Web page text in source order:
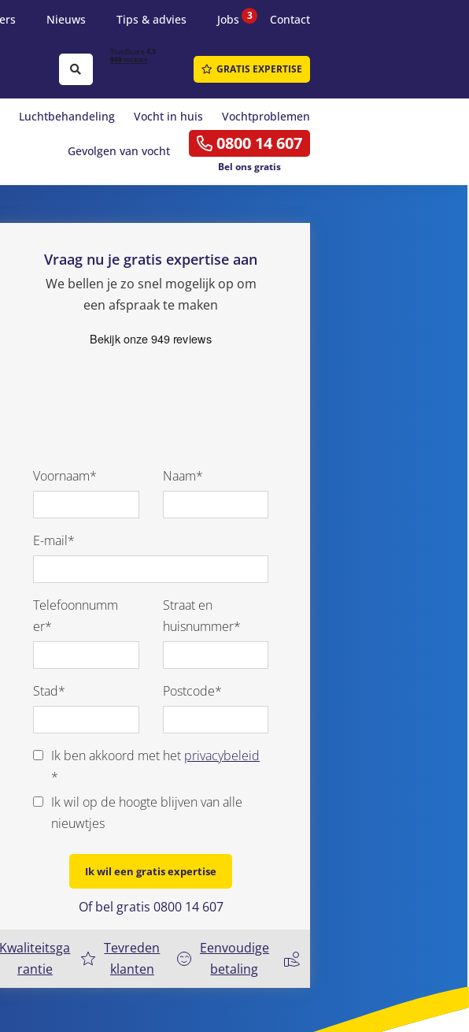
Nieuws Tips & advies Jobs 3 Contact
GRATIS EXPERTISE
Luchtbehandeling Vocht in huis Vochtproblemen
Gevolgen van vocht 0800 14 607
Bel ons gratis
Vraag nu je gratis expertise aan
We bellen je zo snel mogelijk op om
een afspraak te maken
Voornaam* Naam*
E-mail*
Telefoonnumm
er*
Straat en
huisnummer*
Stad* Postcode*
Ik ben akkoord met het privacybeleid
*
Ik wil op de hoogte blijven van alle
nieuwtjes
Ik wil een gratis expertise
Of bel gratis 0800 14 607
Kwaliteitsga
rantie
Tevreden
klanten
Eenvoudige
betaling